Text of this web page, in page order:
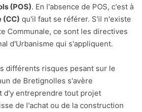
(POS). En l'absence de POS, c'est à
(CC) qu'il faut se référer. S'il n'existe
Communale, ce sont les directives
d'Urbanisme qui s'appliquent.
différents risques pesant sur le
de Bretignolles s'avère
d'y entreprendre tout projet
de l'achat ou de la construction